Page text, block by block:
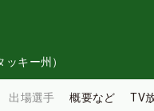
キー州）
出場選手 概要など TV